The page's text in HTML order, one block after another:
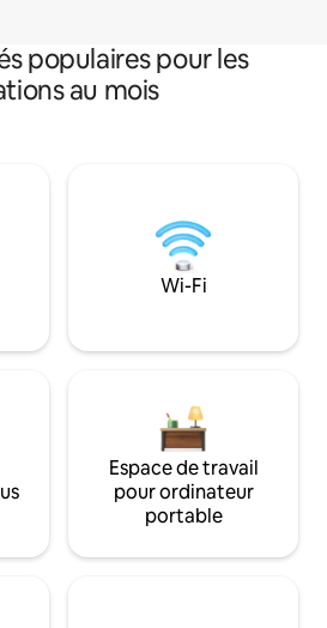
populaires pour les
au mois
Wi-Fi
Espace de travail
pour ordinateur
portable